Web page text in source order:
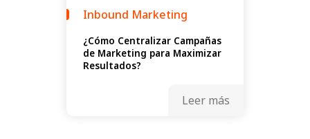
Inbound Marketing
¿Cómo Centralizar Campañas
de Marketing para Maximizar
Resultados?
Leer más